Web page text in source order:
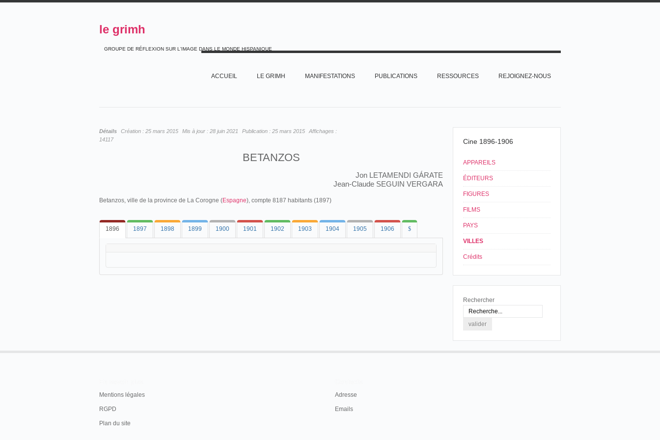
le grimh
GROUPE DE RÉFLEXION SUR L'IMAGE DANS LE MONDE HISPANIQUE
ACCUEIL LE GRIMH MANIFESTATIONS PUBLICATIONS RESSOURCES REJOIGNEZ-NOUS
Détails Création : 25 mars 2015 Mis à jour : 28 juin 2021 Publication : 25 mars 2015
Affichages :
14117
BETANZOS
Jon LETAMENDI GÁRATE
Jean-Claude SEGUIN VERGARA
Betanzos, ville de la province de La Corogne (Espagne), compte 8187 habitants (1897)
1896 1897 1898 1899 1900 1901 1902 1903 1904 1905 1906 $
Cine 1896-1906
APPAREILS
ÉDITEURS
FIGURES
FILMS
PAYS
VILLES
Crédits
Rechercher
Mentions légales
RGPD
Plan du site
Adresse
Emails